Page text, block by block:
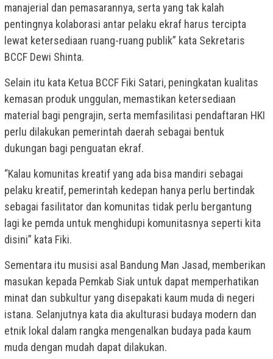
manajerial dan pemasarannya, serta yang tak kalah
pentingnya kolaborasi antar pelaku ekraf harus tercipta
lewat ketersediaan ruang-ruang publik” kata Sekretaris
BCCF Dewi Shinta.
Selain itu kata Ketua BCCF Fiki Satari, peningkatan kualitas
kemasan produk unggulan, memastikan ketersediaan
material bagi pengrajin, serta memfasilitasi pendaftaran HKI
perlu dilakukan pemerintah daerah sebagai bentuk
dukungan bagi penguatan ekraf.
“Kalau komunitas kreatif yang ada bisa mandiri sebagai
pelaku kreatif, pemerintah kedepan hanya perlu bertindak
sebagai fasilitator dan komunitas tidak perlu bergantung
lagi ke pemda untuk menghidupi komunitasnya seperti kita
disini” kata Fiki.
Sementara itu musisi asal Bandung Man Jasad, memberikan
masukan kepada Pemkab Siak untuk dapat memperhatikan
minat dan subkultur yang disepakati kaum muda di negeri
istana. Selanjutnya kata dia akulturasi budaya modern dan
etnik lokal dalam rangka mengenalkan budaya pada kaum
muda dengan mudah dapat dilakukan.